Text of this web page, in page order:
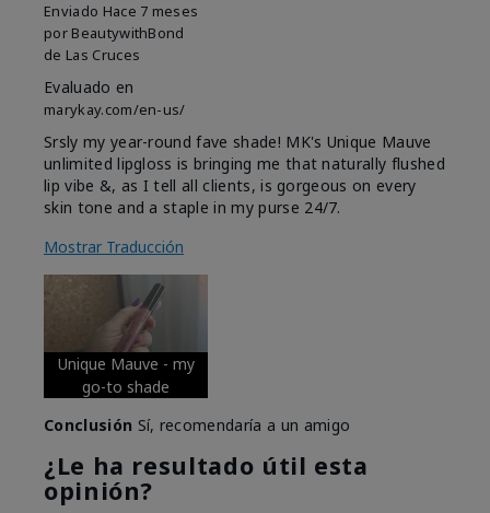
Enviado Hace 7 meses
por BeautywithBond
de Las Cruces
Evaluado en
marykay.com/en-us/
Srsly my year-round fave shade! MK's Unique Mauve
unlimited lipgloss is bringing me that naturally flushed
lip vibe &, as I tell all clients, is gorgeous on every
skin tone and a staple in my purse 24/7.
Mostrar Traducción
Unique Mauve - my
go-to shade
Conclusión Sí, recomendaría a un amigo
¿Le ha resultado útil esta
opinión?